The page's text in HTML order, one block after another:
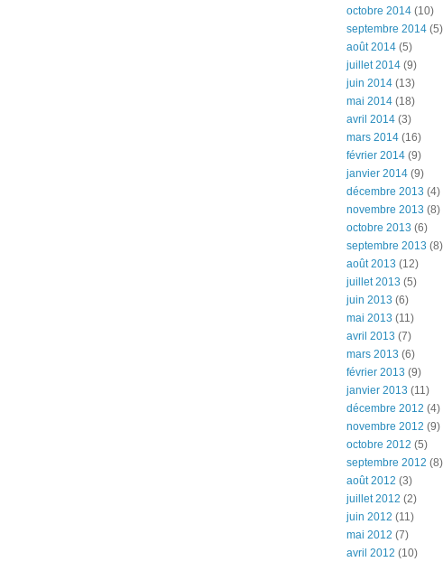
octobre 2014 (10)
septembre 2014 (5)
août 2014 (5)
juillet 2014 (9)
juin 2014 (13)
mai 2014 (18)
avril 2014 (3)
mars 2014 (16)
février 2014 (9)
janvier 2014 (9)
décembre 2013 (4)
novembre 2013 (8)
octobre 2013 (6)
septembre 2013 (8)
août 2013 (12)
juillet 2013 (5)
juin 2013 (6)
mai 2013 (11)
avril 2013 (7)
mars 2013 (6)
février 2013 (9)
janvier 2013 (11)
décembre 2012 (4)
novembre 2012 (9)
octobre 2012 (5)
septembre 2012 (8)
août 2012 (3)
juillet 2012 (2)
juin 2012 (11)
mai 2012 (7)
avril 2012 (10)